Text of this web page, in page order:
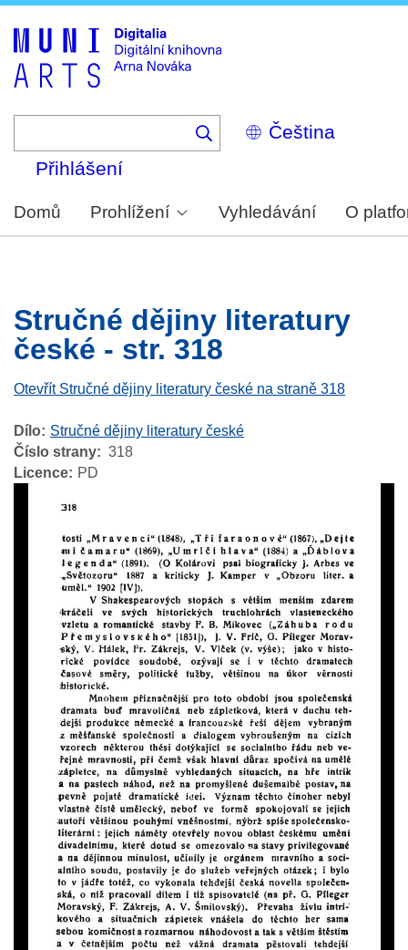
Select
your
Přihlášení
Domů Prohlížení Vyhledávání O
Stručné dějiny literatury
české - str. 318
Otevřít Stručné dějiny literatury české na straně 318
Dílo
Stručné dějiny literatury české
Číslo strany
318
Licence
PD